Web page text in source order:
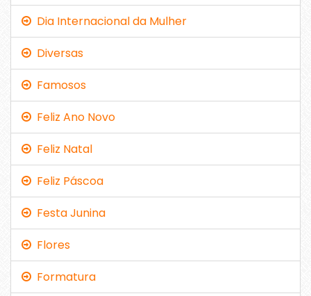
Dia Internacional da Mulher
Diversas
Famosos
Feliz Ano Novo
Feliz Natal
Feliz Páscoa
Festa Junina
Flores
Formatura